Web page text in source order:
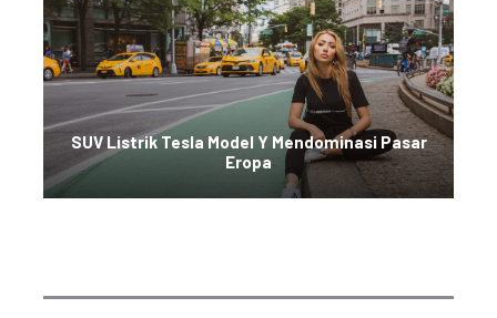
SUV Listrik Tesla Model Y Mendominasi Pasar
Eropa